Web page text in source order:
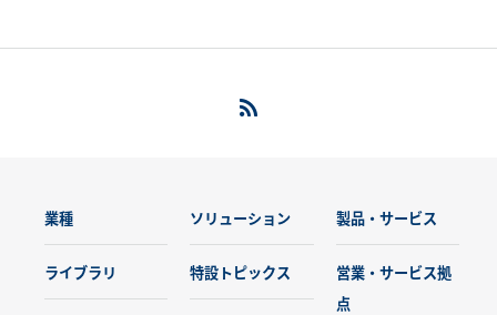
業種 ソリューション 製品・サービス
ライブラリ 特設トピックス
営業・サービス拠
点